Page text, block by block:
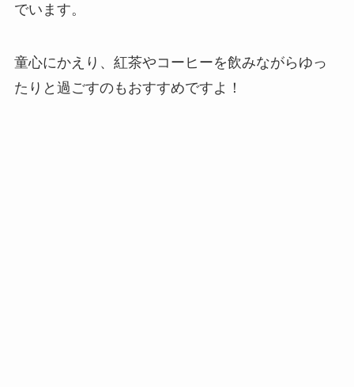
でいます。
童心にかえり、紅茶やコーヒーを飲みながらゆっ
たりと過ごすのもおすすめですよ！